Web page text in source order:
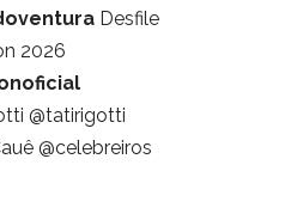
Desfile
2026
@tatirigotti
@celebreiros